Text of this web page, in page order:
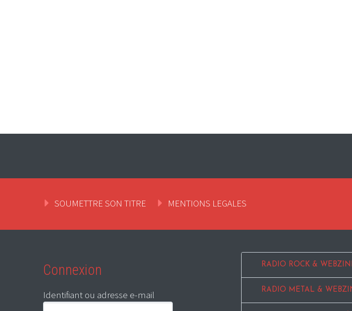
SOUMETTRE SON TITRE MENTIONS LEGALES
Connexion
Identifiant ou adresse e-mail
RADIO ROCK &
RADIO METAL &